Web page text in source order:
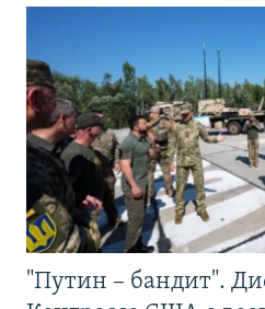
"Путин – бандит".